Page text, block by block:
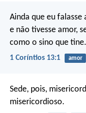
Ainda que eu falasse
e não tivesse amor,
como o sino que tine.
1 Coríntios 13:1 amor
Sede, pois,
misericordioso.